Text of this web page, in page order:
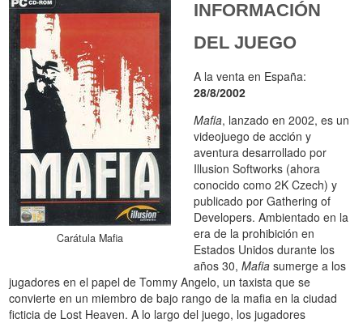
Carátula Mafia
INFORMACIÓN
DEL JUEGO
A la venta en España:
28/8/2002
Mafia, lanzado en 2002, es un
videojuego de acción y
aventura desarrollado por
Illusion Softworks (ahora
conocido como 2K Czech) y
publicado por Gathering of
Developers. Ambientado en la
era de la prohibición en
Estados Unidos durante los
años 30,Mafia sumerge a los
jugadores en el papel de Tommy Angelo, un taxista que se
convierte en un miembro de bajo rango de la mafia en la ciudad
ficticia de Lost Heaven. A lo largo del juego, los jugadores